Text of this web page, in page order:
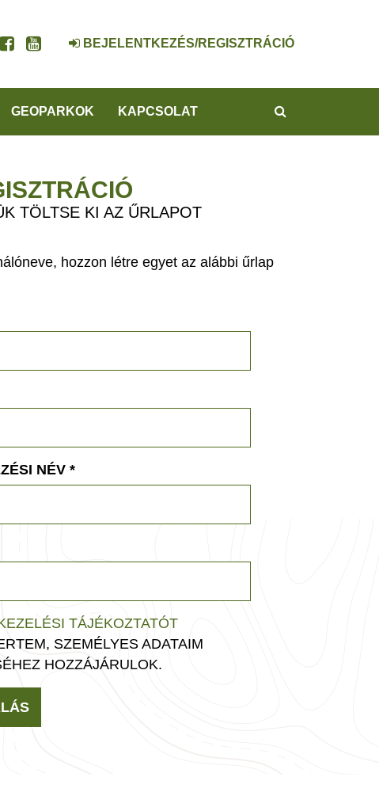
BEJELENTKEZÉS/REGISZTRÁCIÓ
GEOPARKOK KAPCSOLAT
TÖLTSE KI AZ ŰRLAPOT
hozzon létre egyet az alábbi űrlap
NÉV *
TÁJÉKOZTATÓT
SZEMÉLYES ADATAIM
HOZZÁJÁRULOK.